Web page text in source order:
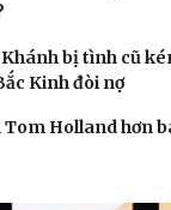
bị tình cũ
Kinh đòi nợ
Holland hơn